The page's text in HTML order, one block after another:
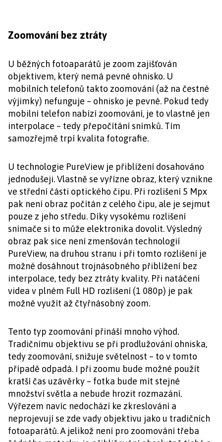
Zoomování bez ztráty
U běžných fotoaparátů je zoom zajišťován
objektivem, který nemá pevné ohnisko. U
mobilních telefonů takto zoomování (až na čestné
výjimky) nefunguje – ohnisko je pevné. Pokud tedy
mobilní telefon nabízí zoomování, je to vlastně jen
interpolace – tedy přepočítání snímků. Tím
samozřejmě trpí kvalita fotografie.
U technologie PureView je přiblížení dosahováno
jednodušeji. Vlastně se vyřízne obraz, který vznikne
ve střední části optického čipu. Při rozlišení 5 Mpx
pak není obraz počítán z celého čipu, ale je sejmut
pouze z jeho středu. Díky vysokému rozlišení
snímače si to může elektronika dovolit. Výsledný
obraz pak sice není zmenšován technologií
PureView, na druhou stranu i při tomto rozlišení je
možné dosáhnout trojnásobného přiblížení bez
interpolace, tedy bez ztráty kvality. Při natáčení
videa v plném Full HD rozlišení (1 080p) je pak
možné využít až čtyřnásobný zoom.
Tento typ zoomování přináší mnoho výhod.
Tradičnímu objektivu se při prodlužování ohniska,
tedy zoomování, snižuje světelnost – to v tomto
případě odpadá. I při zoomu bude možné použít
kratší čas uzávěrky – fotka bude mít stejné
množství světla a nebude hrozit rozmazání.
Výřezem navíc nedochází ke zkreslování a
neprojevují se zde vady objektivu jako u tradičních
fotoaparátů. A jelikož není pro zoomování třeba